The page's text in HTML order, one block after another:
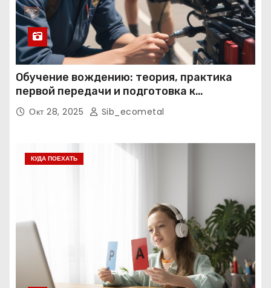
Обучение вождению: теория, практика
первой передачи и подготовка к
экзаменам
Окт 28, 2025 Sib_ecometal
КУДА ПОЕХАТЬ